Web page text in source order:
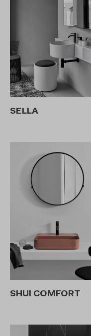
SELLA
SHUI COMFORT